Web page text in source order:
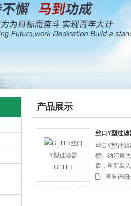
限公司
产品展示
丝口Y型过
丝口Y型过
便、纳污量
后，重新装
查看详细